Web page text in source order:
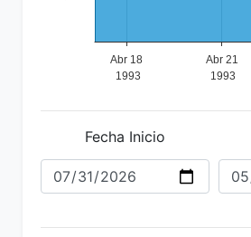
Fecha Inicio